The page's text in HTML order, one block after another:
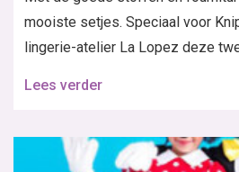
mooiste setjes. Speciaal voor
lingerie-atelier La Lopez deze
Lees verder